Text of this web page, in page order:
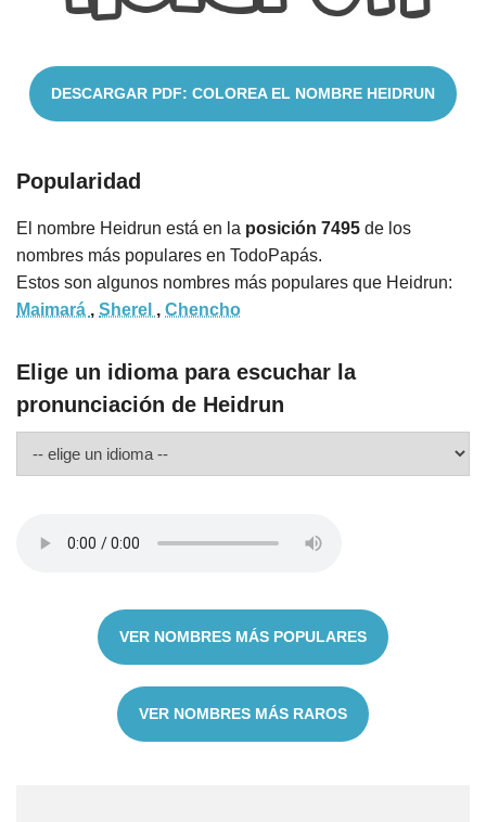
DESCARGAR PDF: COLOREA EL NOMBRE HEIDRUN
Popularidad
El nombre Heidrun está en la posición 7495 de los
nombres más populares en TodoPapás.
Estos son algunos nombres más populares que Heidrun:
Maimará , Sherel , Chencho
Elige un idioma para escuchar la
pronunciación de Heidrun
VER NOMBRES MÁS POPULARES
VER NOMBRES MÁS RAROS